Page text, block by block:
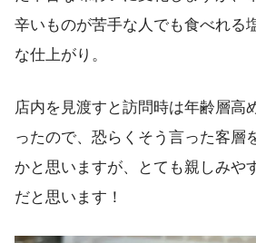
辛いものが苦手な人でも食べれる
な仕上がり。
店内を見渡すと訪問時は年齢層高
ったので、恐らくそう言った客層
かと思いますが、とても親しみや
だと思います！